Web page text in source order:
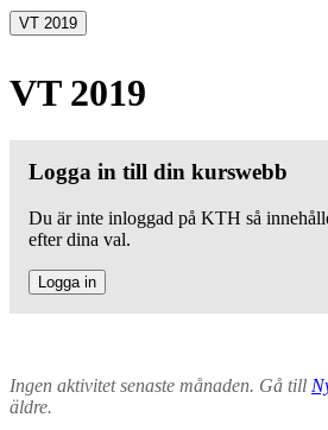
VT 2019
VT 2019
Logga in till din kurswebb
Du är inte inloggad på KTH så
efter dina val.
Logga in
Ingen aktivitet senaste månaden. Gå till
äldre.